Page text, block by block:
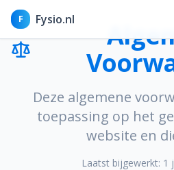
F Fysio.nl
Deze algemene
toepassing op het
website en
Laatst bijgewerkt: 1